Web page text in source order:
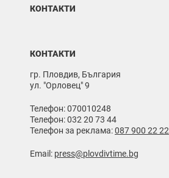
КОНТАКТИ
КОНТАКТИ
гр. Пловдив, България
ул. "Орловец" 9
Телефон: 070010248
Телефон: 032 20 73 44
Телефон за реклама:087 900 22 22
Email: press@plovdivtime.bg